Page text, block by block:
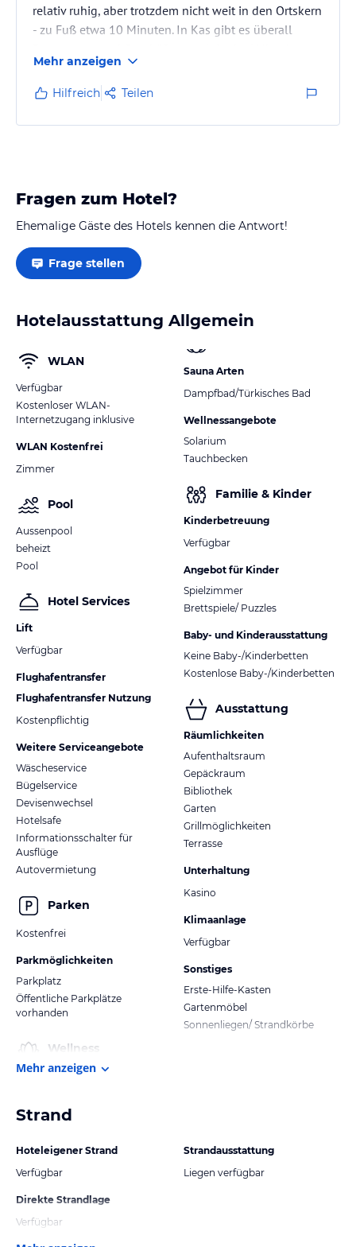
relativ ruhig, aber trotzdem nicht weit in den Ortskern
- zu Fuß etwa 10 Minuten. In Kas gibt es überall
Hotels. Die Zimmer sind wie meistens in der Türkei
eher klein mit einem sehr kleinen Balkon. Die
Einrichtung ist modern und sauber aber ohne Luxus.
Es gibt wenig Ablagemöglichkeiten. Unser Zimmer
Mehr anzeigen
Hilfreich Teilen
Fragen zum Hotel?
Ehemalige Gäste des Hotels kennen die Antwort!
Frage stellen
Hotelausstattung Allgemein
WLAN
Verfügbar
Kostenloser WLAN-
Internetzugang inklusive
WLAN Kostenfrei
Zimmer
Pool
Aussenpool
beheizt
Pool
Hotel Services
Lift
Verfügbar
Flughafentransfer
Flughafentransfer Nutzung
Kostenpflichtig
Weitere Serviceangebote
Wäscheservice
Bügelservice
Devisenwechsel
Hotelsafe
Informationsschalter für
Ausflüge
Autovermietung
Parken
Kostenfrei
Parkmöglichkeiten
Parkplatz
Öffentliche Parkplätze
vorhanden
Wellness
Sauna Arten
Dampfbad/Türkisches Bad
Wellnessangebote
Solarium
Tauchbecken
Familie & Kinder
Kinderbetreuung
Verfügbar
Angebot für Kinder
Spielzimmer
Brettspiele/ Puzzles
Baby- und Kinderausstattung
Keine Baby-/Kinderbetten
Kostenlose Baby-/Kinderbetten
Ausstattung
Räumlichkeiten
Aufenthaltsraum
Gepäckraum
Bibliothek
Garten
Grillmöglichkeiten
Terrasse
Unterhaltung
Kasino
Klimaanlage
Verfügbar
Sonstiges
Erste-Hilfe-Kasten
Gartenmöbel
Sonnenliegen/ Strandkörbe
Mehr anzeigen
Strand
Hoteleigener Strand
Verfügbar
Direkte Strandlage
Verfügbar
Strandausstattung
Liegen verfügbar